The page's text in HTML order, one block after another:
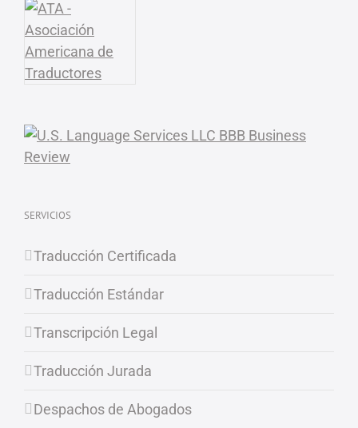
SERVICIOS
Traducción Certificada
Traducción Estándar
Transcripción Legal
Traducción Jurada
Despachos de Abogados